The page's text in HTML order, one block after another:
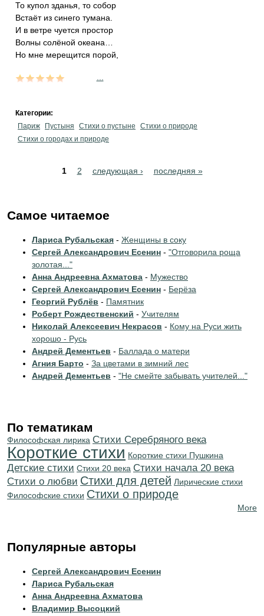
То купол зданья, то собор
Встаёт из синего тумана.
И в ветре чуется простор
Волны солёной океана…
Но мне мерещится порой,
Категории:
Париж
Пустыня Стихи о пустыне
Стихи о природе
Стихи о городах и природе
1 2 следующая › последняя »
Самое читаемое
Лариса Рубальская - Женщины в соку
Сергей Александрович Есенин - "Отговорила роща
золотая..."
Анна Андреевна Ахматова - Мужество
Сергей Александрович Есенин - Берёза
Георгий Рублёв - Памятник
Роберт Рождественский - Учителям
Николай Алексеевич Некрасов - Кому на Руси жить
хорошо - Русь
Андрей Дементьев - Баллада о матери
Агния Барто - За цветами в зимний лес
Андрей Дементьев - "Не смейте забывать учителей..."
По тематикам
Философская лирика Cтихи Серебряного века
Короткие стихи Короткие стихи Пушкина
Детские стихи Стихи 20 века Cтихи начала 20 века
Стихи о любви Стихи для детей Лирические стихи
Философские стихи Стихи о природе
More
Популярные авторы
Сергей Александрович Есенин
Лариса Рубальская
Анна Андреевна Ахматова
Владимир Высоцкий